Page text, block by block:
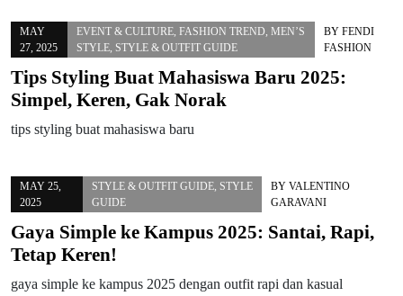
MAY
27, 2025
EVENT & CULTURE, FASHION TREND MEN’S
STYLE, STYLE & OUTFIT GUIDE
BYFENDI
FASHION
Tips Styling Buat Mahasiswa Baru 2025:
Simpel, Keren, Gak Norak
tips styling buat mahasiswa baru
MAY 25,
2025
STYLE & OUTFIT GUIDE, STYLE
GUIDE
BYVALENTINO
GARAVANI
Gaya Simple ke Kampus 2025: Santai, Rapi,
Tetap Keren!
gaya simple ke kampus 2025 dengan outfit rapi dan kasual